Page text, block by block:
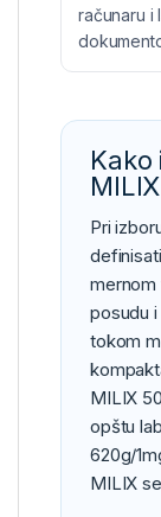
računaru i
Pri
mernom
posudu
tokom
MILIX
opštu
620g/
MILIX